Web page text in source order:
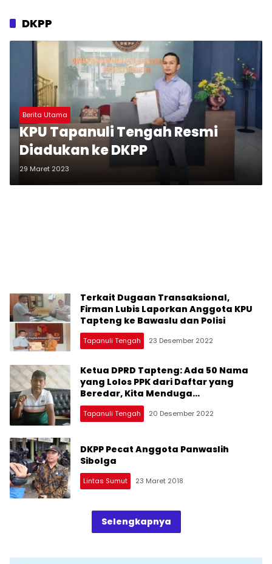
DKPP
Berita Utama
KPU Tapanuli Tengah Resmi
Diadukan ke DKPP
29 Maret 2023
Terkait Dugaan Transaksional,
Firman Lubis Laporkan Anggota KPU
Tapteng ke Bawaslu dan Polisi
Tapanuli Tengah 23 Desember 2022
Ketua DPRD Tapteng: Ada 50 Nama
yang Lolos PPK dari Daftar yang
Beredar, Kita Menduga
Transaksional Itu Ada
Tapanuli Tengah 20 Desember 2022
DKPP Pecat Anggota Panwaslih
Sibolga
Lintas Sumut 23 Maret 2018
Selengkapnya